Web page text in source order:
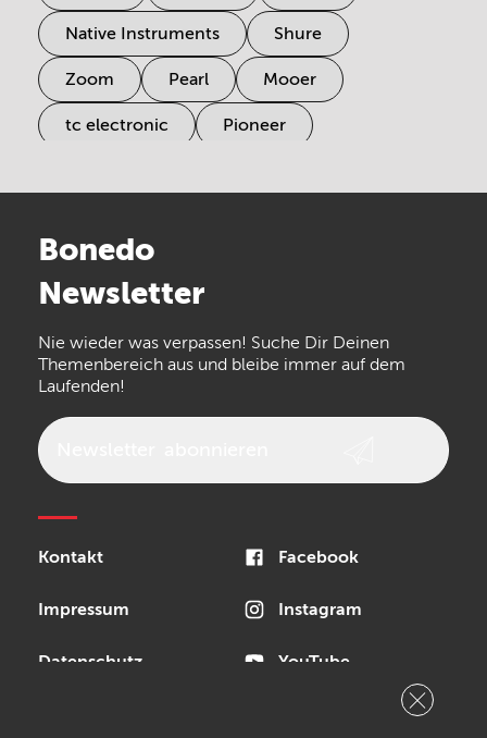
Native Instruments Shure
Zoom Pearl Mooer
tc electronic Pioneer
Arturia
the t.bone
Walrus Audio Epiphone
Bonedo
Newsletter
Nie wieder was verpassen! Suche Dir Deinen
Themenbereich aus und bleibe immer auf dem
Laufenden!
Kontakt
Impressum
Datenschutz
Facebook
Instagram
YouTube